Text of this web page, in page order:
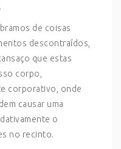
de coisas
descontraídos,
que estas
corpo,
corporativo, onde
causar uma
o
no recinto.